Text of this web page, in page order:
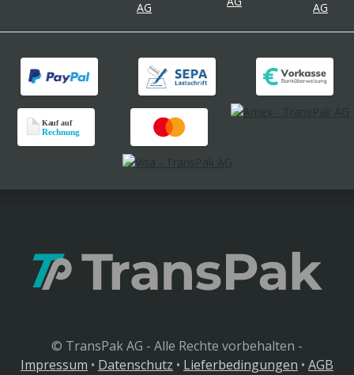
© TransPak AG - Alle Rechte vorbehalten -
Impressum • Datenschutz • Lieferbedingungen • AGB